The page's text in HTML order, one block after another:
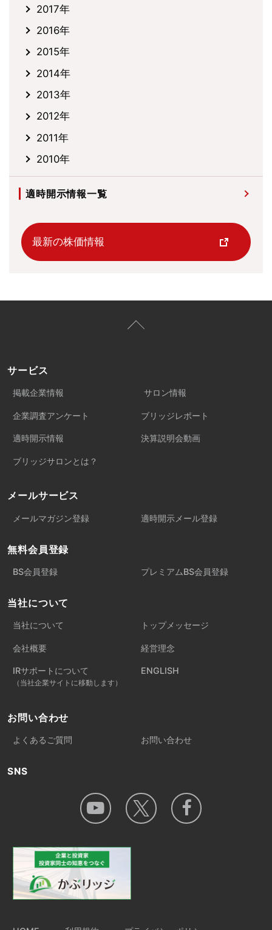
2017年
2016年
2015年
2014年
2013年
2012年
2011年
2010年
適時開示情報一覧
最新の株価情報
サービス
掲載企業情報 サロン情報
企業調査アンケート ブリッジレポート
適時開示情報 決算説明会動画
ブリッジサロンとは？
メールサービス
メールマガジン登録 適時開示メール登録
無料会員登録
BS会員登録 プレミアムBS会員登録
当社について
当社について トップメッセージ
会社概要 経営理念
IRサポートについて
（当社企業サイトに移動します）
ENGLISH
お問い合わせ
よくあるご質問 お問い合わせ
SNS